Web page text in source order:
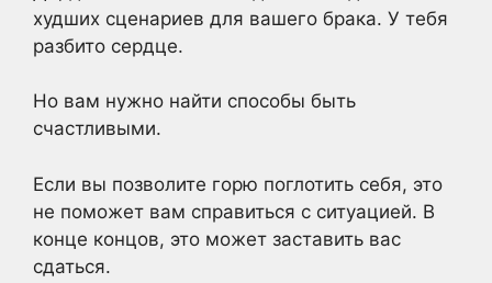
худших сценариев для вашего брака. У тебя
разбито сердце.
Но вам нужно найти способы быть
счастливыми.
Если вы позволите горю поглотить себя, это
не поможет вам справиться с ситуацией. В
конце концов, это может заставить вас
сдаться.